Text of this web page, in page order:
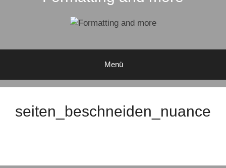
Menü
seiten_beschneiden_nuance